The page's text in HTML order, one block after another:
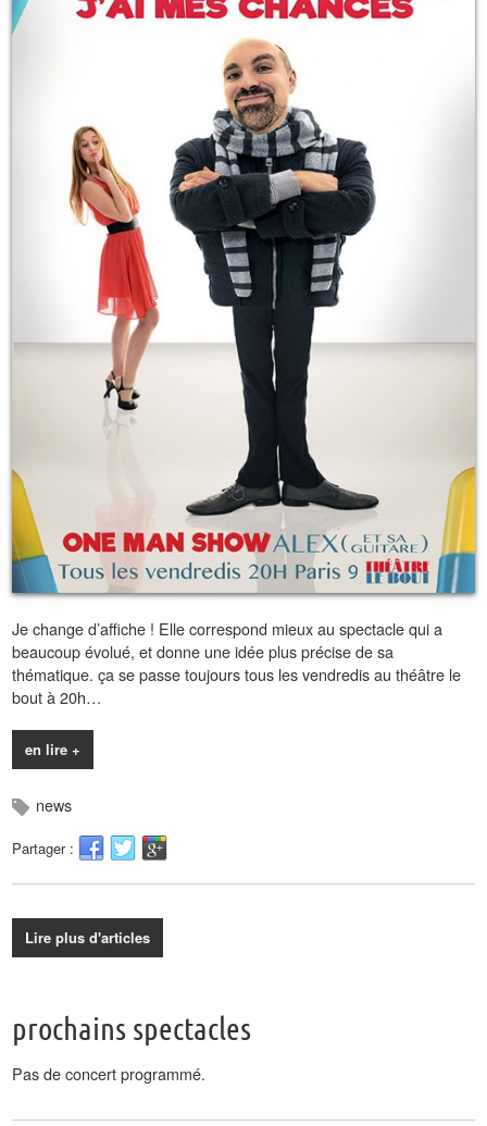
Je change d’affiche ! Elle correspond mieux au spectacle qui a
beaucoup évolué, et donne une idée plus précise de sa
thématique. ça se passe toujours tous les vendredis au théâtre le
bout à 20h…
en lire +
news
Partager :
Lire plus d'articles
prochains spectacles
Pas de concert programmé.